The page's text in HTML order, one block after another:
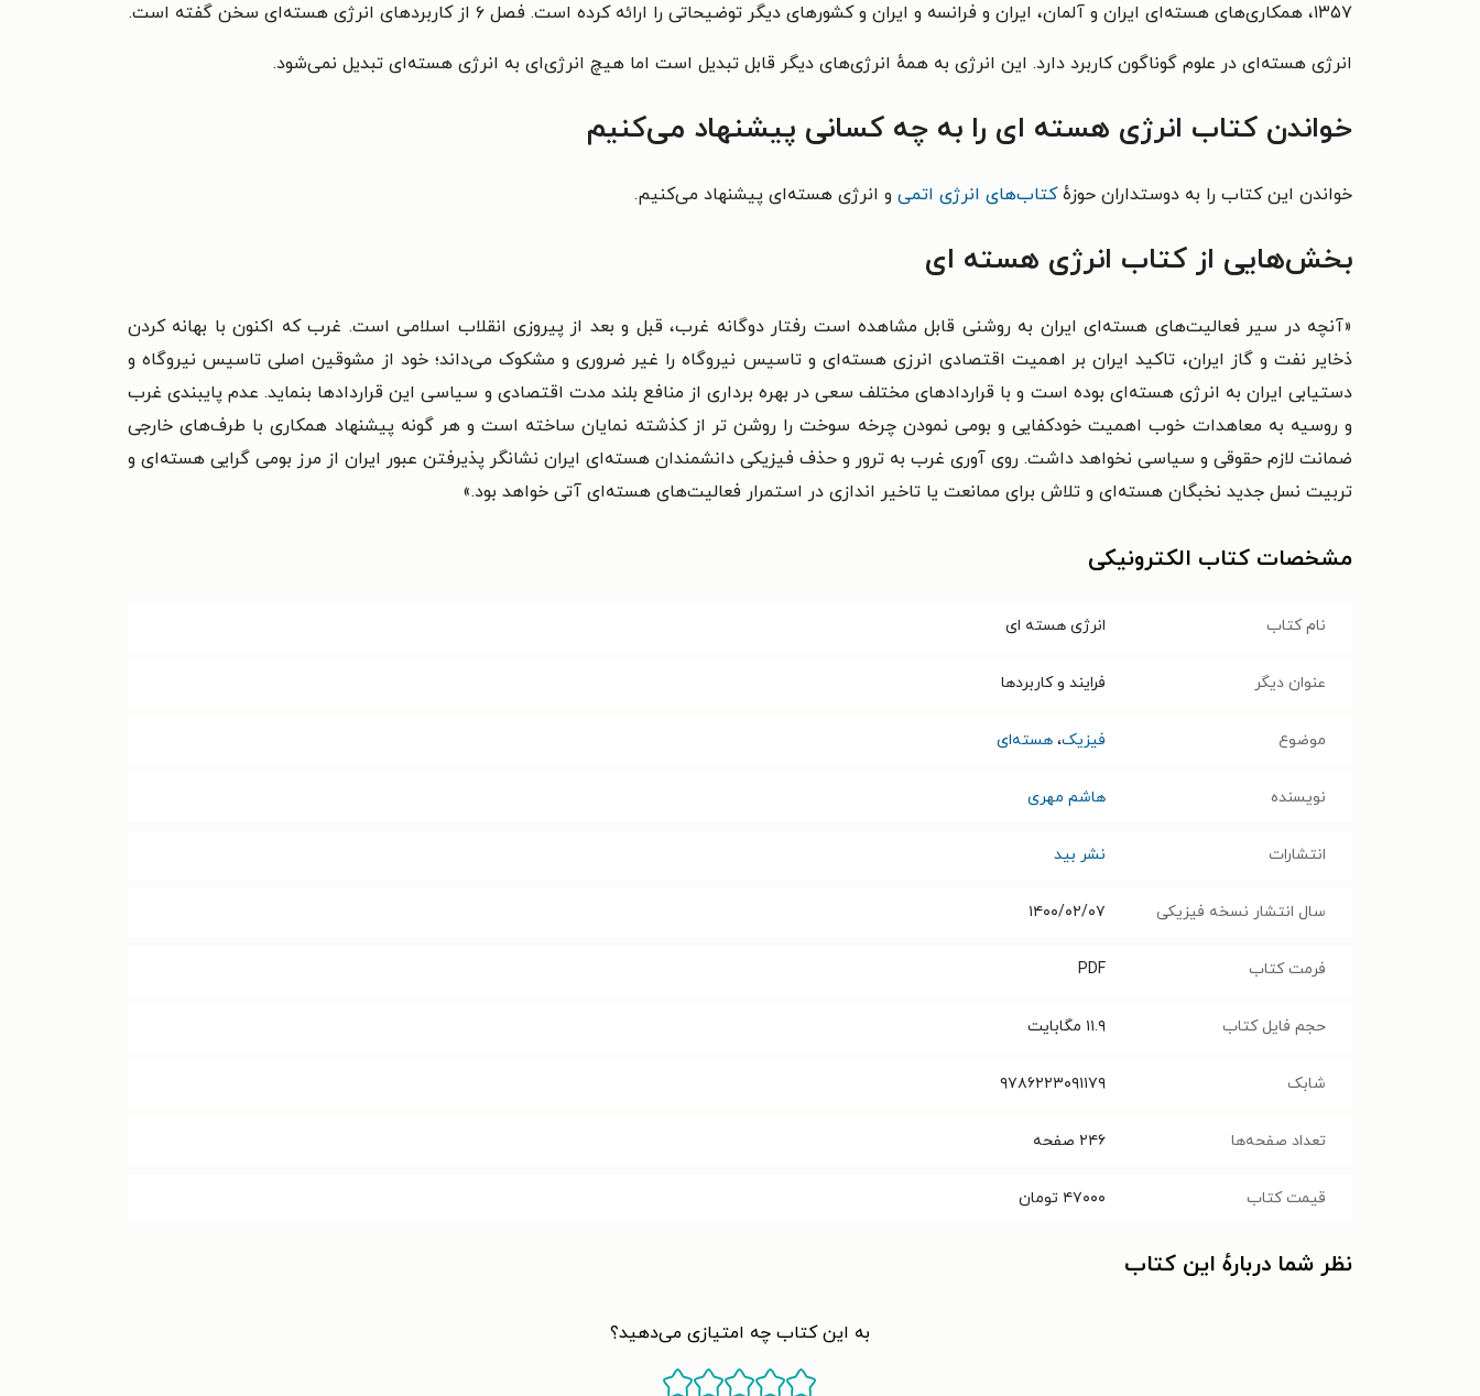
۱۳۵۷، همکاری‌های هسته‌ای ایران و آلمان، ایران و فرانسه و ایران و کشورهای دیگر توضیحاتی را ارائه کرده است. فصل ۶ از کاربردهای انرژی هسته‌ای سخن گفته است.
انرژی هسته‌ای در علوم گوناگون کاربرد دارد. این انرژی به همهٔ انرژی‌های دیگر قابل تبدیل است اما هیچ انرژی‌ای به انرژی هسته‌ای تبدیل نمی‌شود.
خواندن کتاب انرژی هسته ای را به چه کسانی پیشنهاد می‌کنیم
خواندن این کتاب را به دوستداران حوزهٔکتاب‌های انرژی اتمی و انرژی هسته‌ای پیشنهاد می‌کنیم.
بخش‌هایی از کتاب انرژی هسته ای
«آنچه در سیر فعالیت‌های هسته‌ای ایران به روشنی قابل مشاهده است رفتار دوگانه غرب، قبل و بعد از پیروزی انقلاب اسلامی است. غرب که اکنون با بهانه کردن
ذخایر نفت و گاز ایران، تاکید ایران بر اهمیت اقتصادی انرزی هسته‌ای و تاسیس نیروگاه را غیر ضروری و مشکوک می‌داند؛ خود از مشوقین اصلی تاسیس نیروگاه و
دستیابی ایران به انرژی هسته‌ای بوده است و با قراردادهای مختلف سعی در بهره برداری از منافع بلند مدت اقتصادی و سیاسی این قراردادها بنماید. عدم پایبندی غرب
و روسیه به معاهدات خوب اهمیت خودکفایی و بومی نمودن چرخه سوخت را روشن تر از کذشته نمایان ساخته است و هر گونه پیشنهاد همکاری با طرف‌های خارجی
ضمانت لازم حقوقی و سیاسی نخواهد داشت. روی آوری غرب به ترور و حذف فیزیکی دانشمندان هسته‌ای ایران نشانگر پذیرفتن عبور ایران از مرز بومی گرایی هسته‌ای و
تربیت نسل جدید نخبگان هسته‌ای و تلاش برای ممانعت یا تاخیر اندازی در استمرار فعالیت‌های هسته‌ای آتی خواهد بود.»
مشخصات کتاب الکترونیکی
نام کتاب انرژی هسته ای
عنوان دیگر فرایند و کاربردها
موضوع فیزیک، هسته‌ای
نویسنده هاشم مهری
انتشارات نشر بید
سال انتشار نسخه فیزیکی ۱۴۰۰/۰۲/۰۷
فرمت کتاب PDF
حجم فایل کتاب ۱۱.۹ مگابایت
شابک ۹۷۸۶۲۲۳۰۹۱۱۷۹
تعداد صفحه‌ها ۲۴۶ صفحه
قیمت کتاب ۴۷۰۰۰ تومان
نظر شما دربارهٔ این کتاب
به این کتاب چه امتیازی می‌دهید؟